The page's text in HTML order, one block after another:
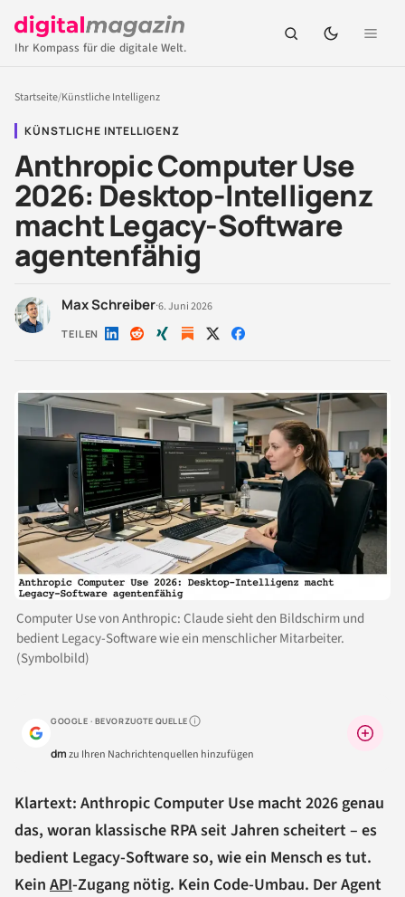
Ihr Kompass für die digitale Welt.
Startseite/Künstliche Intelligenz
KÜNSTLICHE INTELLIGENZ
Anthropic Computer Use
2026: Desktop-Intelligenz
macht Legacy-Software
agentenfähig
Max Schreiber·6. Juni 2026
TEILEN Auf Auf Auf Auf Auf
Computer Use von Anthropic: Claude sieht den Bildschirm und
bedient Legacy-Software wie ein menschlicher Mitarbeiter.
(Symbolbild)
GOOGLE · BEVORZUGTE QUELLEWarum lohnt sich das?
dmzu Ihren Nachrichtenquellen hinzufügen
Klartext: Anthropic Computer Use macht 2026 genau
das, woran klassische RPA seit Jahren scheitert – es
bedient Legacy-Software so, wie ein Mensch es tut.
Kein API-Zugang nötig. Kein Code-Umbau. Der Agent